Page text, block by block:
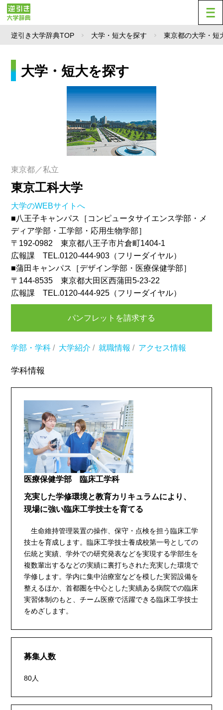
逆引き大学辞典TOP 大学・短大を探す 東京都の大学・短
大学・短大を探す
東京都／私立
東京工科大学
大学のWEBサイトへ
■八王子キャンパス［コンピュータサイエンス学部・メ
ディア学部・工学部・応用生物学部］
〒192-0982 東京都八王子市片倉町1404-1
広報課 TEL.0120-444-903（フリーダイヤル）
■蒲田キャンパス［デザイン学部・医療保健学部］
〒144-8535 東京都大田区西蒲田5-23-22
広報課 TEL.0120-444-925（フリーダイヤル）
パンフレットを請求する
学部・学科 / 大学紹介 / 就職情報 / アクセス情報
学科情報
医療保健学部 臨床工学科
充実した学修環境と教育カリキュラムにより、
現場に強い臨床工学技士を育てる
生命維持管理装置の操作、保守・点検を担う臨床工学
技士を育成します。臨床工学技士養成校第一号としての
伝統と実績、学外での研究発表などを実現する学部生を
複数輩出するなどの実績に裏打ちされた充実した環境で
学修します。学内に集中治療室などを模した実習設備を
整えるほか、首都圏を中心とした実績ある病院での臨床
実習体制のもと、チーム医療で活躍できる臨床工学技士
をめざします。
募集人数
80人